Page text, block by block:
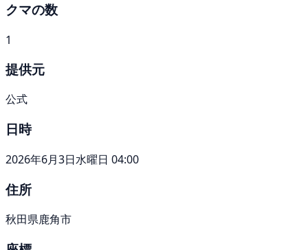
クマの数
1
提供元
公式
日時
2026年6月3日水曜日 04:00
住所
秋田県鹿角市